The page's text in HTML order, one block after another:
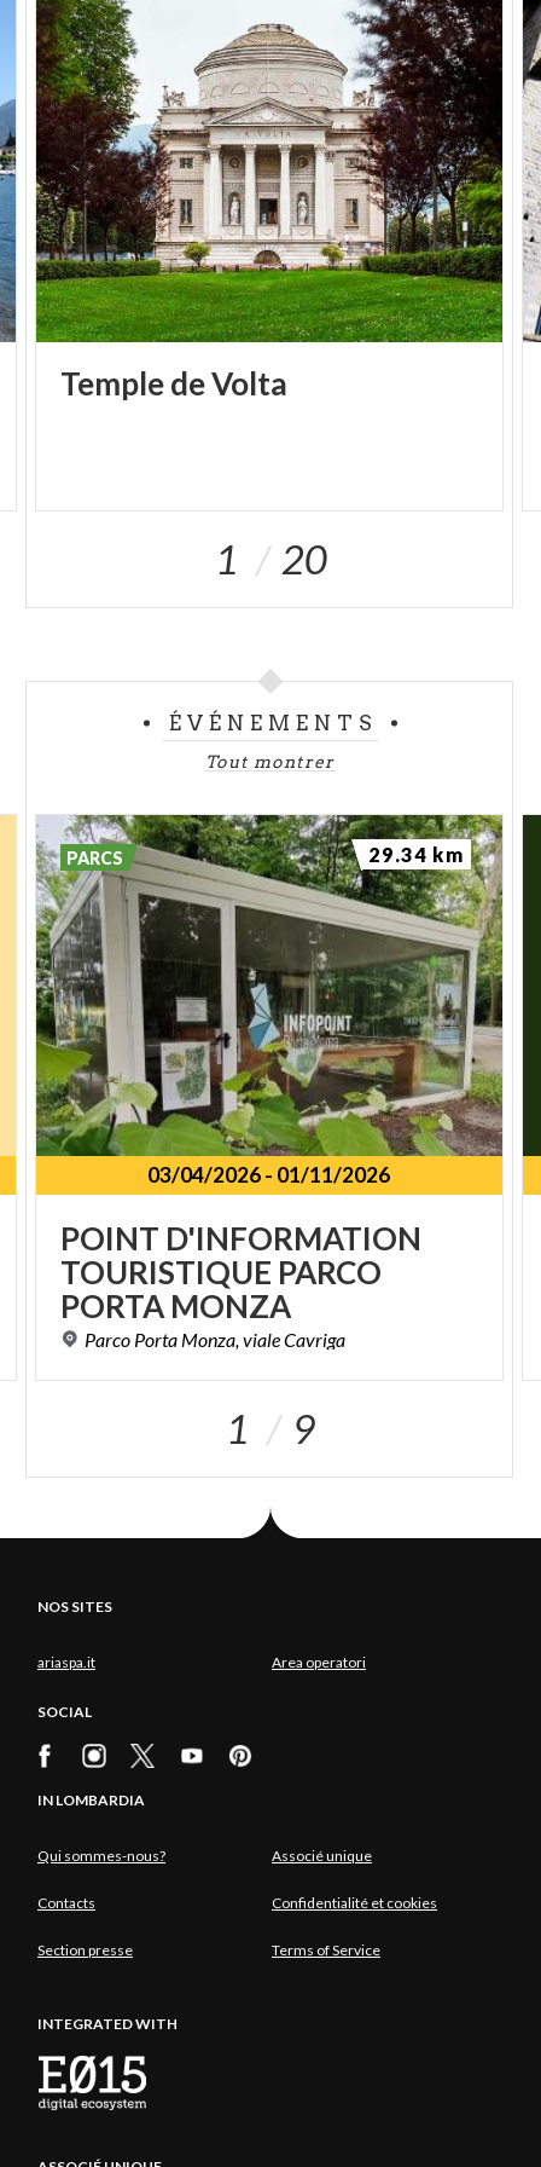
l'on y organise des événements culturels et des
expositions artistiques.
TempledeVolta
1 20
ÉVÉNEMENTS
Tout montrer
03/04/2026- 01/11/2026
POINT D'INFORMATION
TOURISTIQUE PARCO
PORTA MONZA
Parco Porta Monza,vialeCavriga
PARCS 29.34 km
1 9
NOS SITES
ariaspa.it Area operatori
SOCIAL
IN LOMBARDIA
Qui sommes-nous? Associé unique
Contacts Confidentialité et cookies
Section presse Terms of Service
INTEGRATED WITH